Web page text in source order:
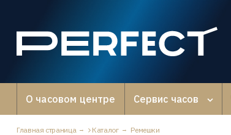
О часовом центре Сервис часов
Главная страница Каталог Ремешки